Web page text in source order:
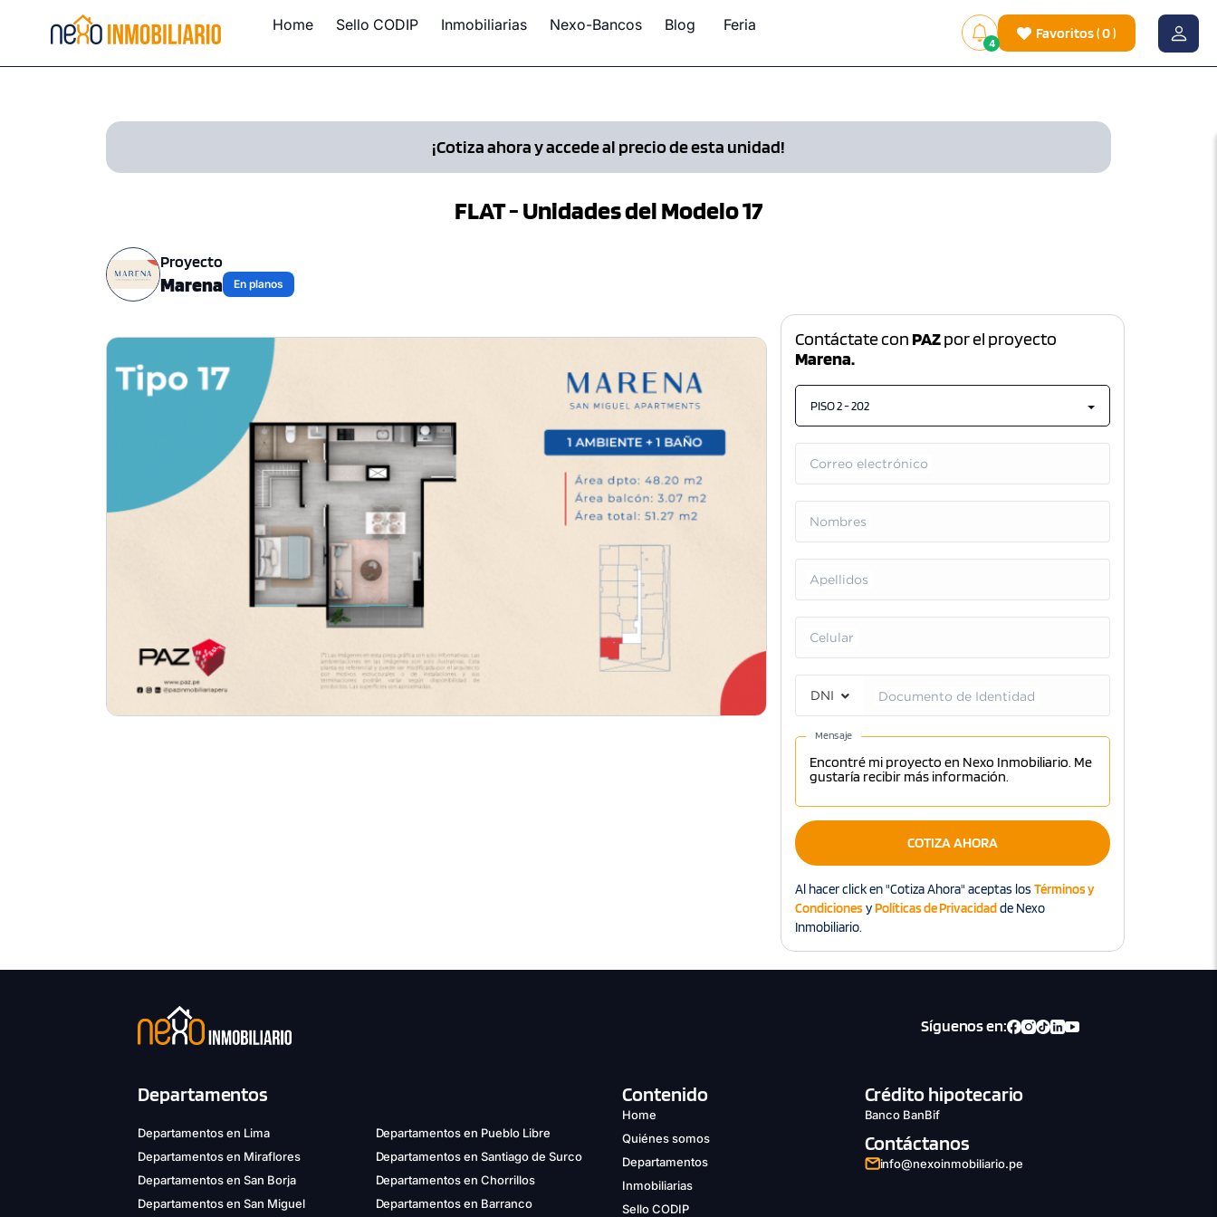
Home Sello CODIP Inmobiliarias Nexo-Bancos Blog Feria
4
Favoritos(0)
¡Cotiza ahora y accede al precio de esta unidad!
FLAT - Unidades del Modelo 17
Proyecto
Marena En planos
Contáctate con PAZpor el proyecto
Marena.
PISO 2 - 202
Correo electrónico
Nombres
Apellidos
Celular
DNI Documento de Identidad
Mensaje
COTIZA AHORA
Al hacer click en "Cotiza Ahora" aceptas los Términos y
CondicionesyPolíticas de Privacidadde Nexo
Inmobiliario.
Síguenos en:
Departamentos
Departamentos en Lima
Departamentos en Miraflores
Departamentos en San Borja
Departamentos en San Miguel
Departamentos en Pueblo Libre
Departamentos en Santiago de Surco
Departamentos en Chorrillos
Departamentos en Barranco
Contenido
Home
Quiénes somos
Departamentos
Inmobiliarias
Sello CODIP
Crédito hipotecario
Banco BanBif
Contáctanos
info@nexoinmobiliario.pe